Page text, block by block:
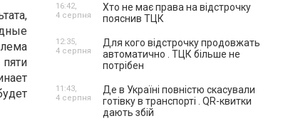
Хто не має права на відстрочку
пояснив ТЦК
16:42,
4 серпня
Для кого відстрочку продовжать
автоматично . ТЦК більше не
потрібен
12:35,
4 серпня
Де в Україні повністю скасували
готівку в транспорті . QR-квитки
дають збій
11:43,
4 серпня